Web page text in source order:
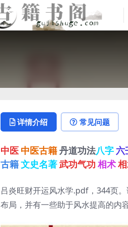
详情介绍 常见问题
中医 中医古籍丹道功法八字 六
古籍文史名著武功气功 相术
吕炎旺财开运风水学.pdf，344页
布局，并有一些助于风水提高的内容